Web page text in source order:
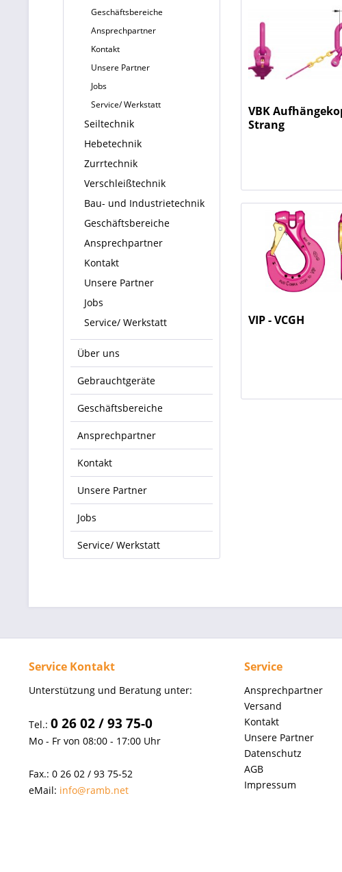
Geschäftsbereiche
Ansprechpartner
Kontakt
Unsere Partner
Jobs
Service/ Werkstatt
Seiltechnik
Hebetechnik
Zurrtechnik
Verschleißtechnik
Bau- und Industrietechnik
Geschäftsbereiche
Ansprechpartner
Kontakt
Unsere Partner
Jobs
Service/ Werkstatt
Über uns
Gebrauchtgeräte
Geschäftsbereiche
Ansprechpartner
Kontakt
Unsere Partner
Jobs
Service/ Werkstatt
VBK
Strang
VIP - VCGH
Service Kontakt
Unterstützung und Beratung unter:
Tel.: 0 26 02 / 93 75-0
Mo - Fr von 08:00 - 17:00 Uhr
Fax.: 0 26 02 / 93 75-52
eMail: info@ramb.net
Service
Ansprechpartner
Versand
Kontakt
Unsere Partner
Datenschutz
AGB
Impressum